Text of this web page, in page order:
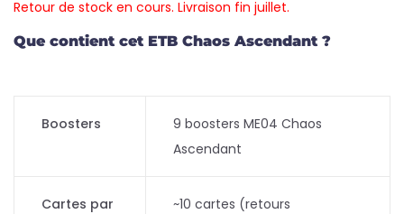
Retour de stock en cours. Livraison fin juillet.
Que contient cet ETB Chaos Ascendant ?
Boosters
9 boosters ME04 Chaos
Ascendant
Cartes par
~10 cartes (retours